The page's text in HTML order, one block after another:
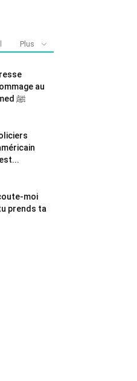
Plus
au
Prophète Mohammed ﷺ
moi
prends ta